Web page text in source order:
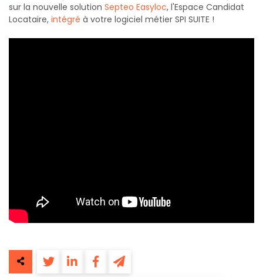
sur la nouvelle solution Septeo Easyloc, l'Espace Candidat
Locataire, intégré à votre logiciel métier SPI SUITE !